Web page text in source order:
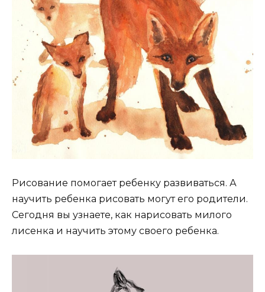
Рисование помогает ребенку развиваться. А
научить ребенка рисовать могут его родители.
Сегодня вы узнаете, как нарисовать милого
лисенка и научить этому своего ребенка.